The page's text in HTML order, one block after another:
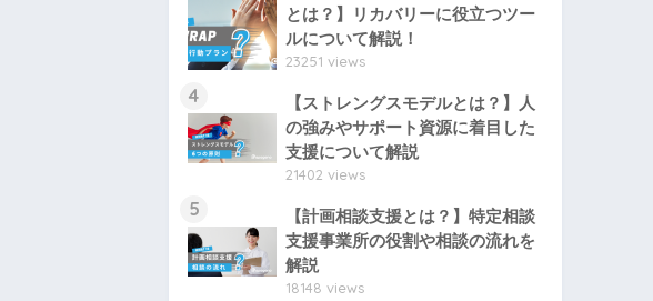
とは？】リカバリーに役立つツー
ルについて解説！
23251 views
4
【ストレングスモデルとは？】人
の強みやサポート資源に着目した
支援について解説
21402 views
5
【計画相談支援とは？】特定相談
支援事業所の役割や相談の流れを
解説
18148 views